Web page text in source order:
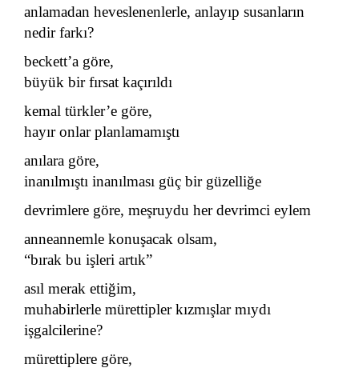
anlamadan heveslenenlerle, anlayıp susanların
nedir farkı?
beckett’a göre,
büyük bir fırsat kaçırıldı
kemal türkler’e göre,
hayır onlar planlamamıştı
anılara göre,
inanılmıştı inanılması güç bir güzelliğe
devrimlere göre, meşruydu her devrimci eylem
anneannemle konuşacak olsam,
“bırak bu işleri artık”
asıl merak ettiğim,
muhabirlerle mürettipler kızmışlar mıydı
işgalcilerine?
mürettiplere göre,